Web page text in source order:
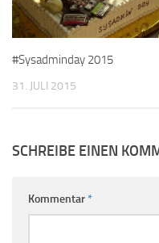
#Sysadminday 2015
31. JULI 2015
SCHREIBE EINEN
Kommentar*